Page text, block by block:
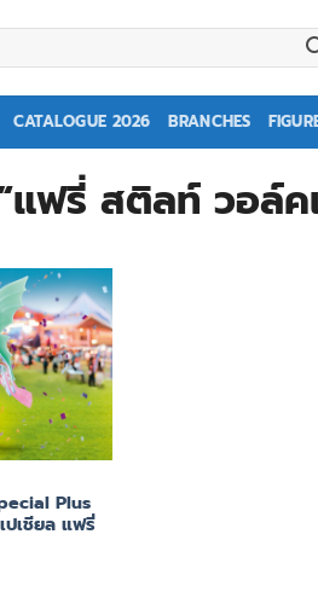
CATALOGUE 2026 BRANCHES
“แฟรี่ สติลท์ วอล์ค
Plus
เชียล แฟรี่